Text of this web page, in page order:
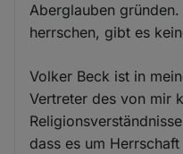
Aberglauben
herrschen, gibt es
Volker Beck ist in
Vertreter des von mir
dass es um